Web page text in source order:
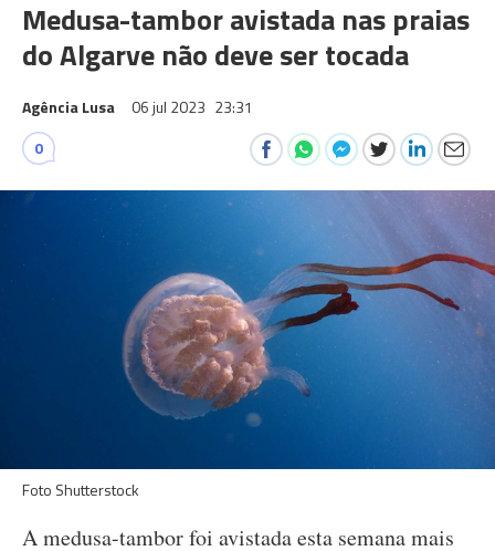
Medusa-tambor avistada nas praias
do Algarve não deve ser tocada
Agência Lusa 06 jul 2023 23:31
0
Foto Shutterstock
A medusa-tambor foi avistada esta semana mais